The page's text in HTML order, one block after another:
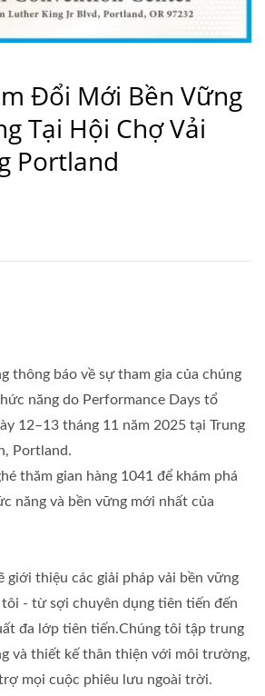
Đổi Mới Bền Vững
Tại Hội Chợ Vải
Portland
thông báo về sự tham gia của chúng
năng do Performance Days tổ
12–13 tháng 11 năm 2025 tại Trung
Portland.
thăm gian hàng 1041 để khám phá
năng và bền vững mới nhất của
giới thiệu các giải pháp vải bền vững
- từ sợi chuyên dụng tiên tiến đến
đa lớp tiên tiến.Chúng tôi tập trung
và thiết kế thân thiện với môi trường,
mọi cuộc phiêu lưu ngoài trời.